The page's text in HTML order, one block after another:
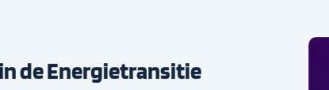
de Energietransitie